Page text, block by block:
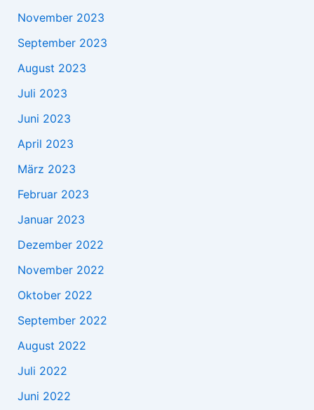
November 2023
September 2023
August 2023
Juli 2023
Juni 2023
April 2023
März 2023
Februar 2023
Januar 2023
Dezember 2022
November 2022
Oktober 2022
September 2022
August 2022
Juli 2022
Juni 2022